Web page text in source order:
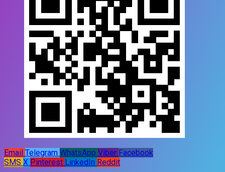
Email Telegram WhatsApp Viber Facebook
SMS X Pinterest LinkedIn Reddit